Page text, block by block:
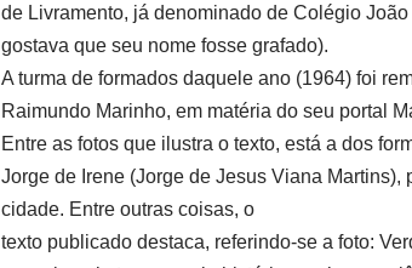
de Livramento, já denominado de Colégio
gostava que seu nome fosse grafado).
A turma de formados daquele ano (1964) foi
Raimundo Marinho, em matéria do seu portal
Entre as fotos que ilustra o texto, está a dos
Jorge de Irene (Jorge de Jesus Viana
cidade. Entre outras coisas, o
texto publicado destaca, referindo-se a foto: